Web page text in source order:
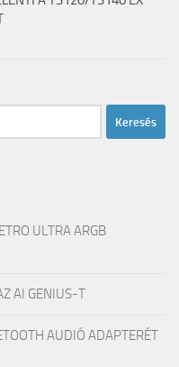
ULTRA ARGB
AI GENIUS-T
AUDIÓ ADAPTERÉT